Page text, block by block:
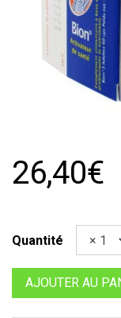
26,40€
Quantité
AJOUTER AU